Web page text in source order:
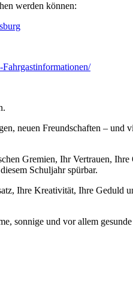
werden können:
neuen Freundschaften – und
Gremien, Ihr Vertrauen,
Schuljahr spürbar.
Ihre Kreativität, Ihre Geduld
sonnige und vor allem